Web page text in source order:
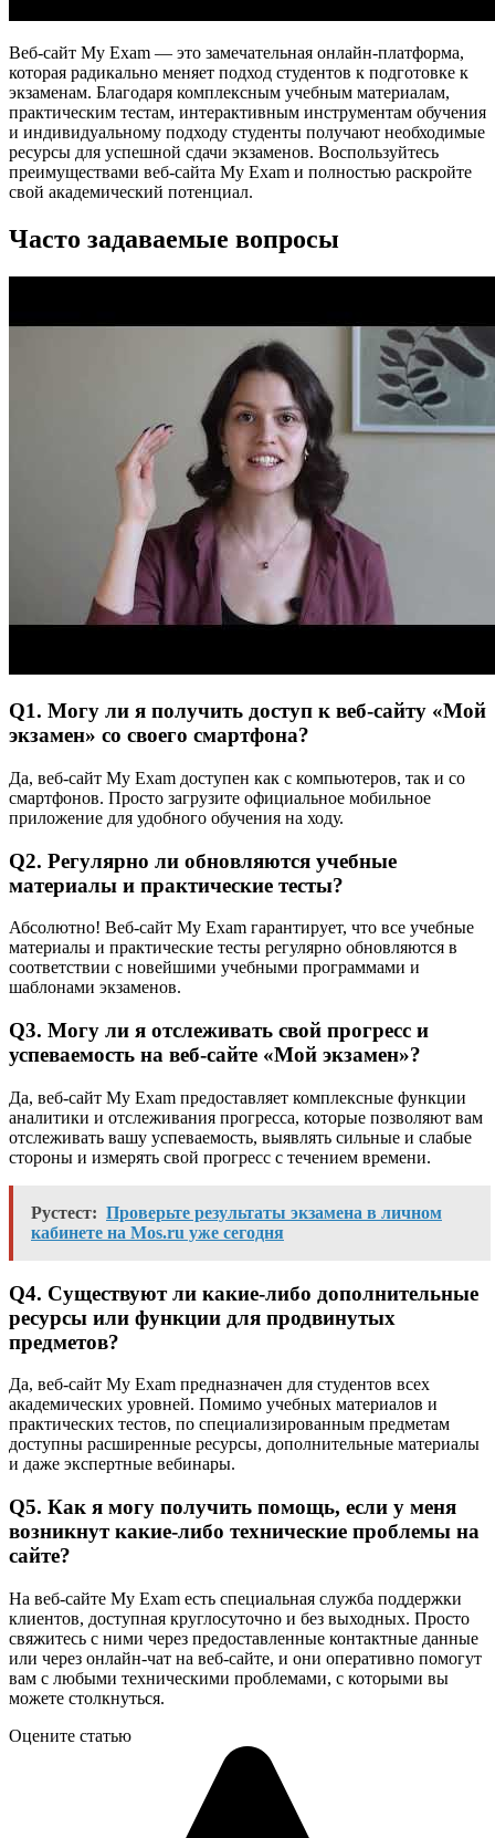
Веб-сайт My Exam — это замечательная онлайн-платформа,
которая радикально меняет подход студентов к подготовке к
экзаменам. Благодаря комплексным учебным материалам,
практическим тестам, интерактивным инструментам обучения
и индивидуальному подходу студенты получают необходимые
ресурсы для успешной сдачи экзаменов. Воспользуйтесь
преимуществами веб-сайта My Exam и полностью раскройте
свой академический потенциал.
Часто задаваемые вопросы
Q1. Могу ли я получить доступ к веб-сайту «Мой
экзамен» со своего смартфона?
Да, веб-сайт My Exam доступен как с компьютеров, так и со
смартфонов. Просто загрузите официальное мобильное
приложение для удобного обучения на ходу.
Q2. Регулярно ли обновляются учебные
материалы и практические тесты?
Абсолютно! Веб-сайт My Exam гарантирует, что все учебные
материалы и практические тесты регулярно обновляются в
соответствии с новейшими учебными программами и
шаблонами экзаменов.
Q3. Могу ли я отслеживать свой прогресс и
успеваемость на веб-сайте «Мой экзамен»?
Да, веб-сайт My Exam предоставляет комплексные функции
аналитики и отслеживания прогресса, которые позволяют вам
отслеживать вашу успеваемость, выявлять сильные и слабые
стороны и измерять свой прогресс с течением времени.
Рустест: Проверьте результаты экзамена в личном
кабинете на Mos.ru уже сегодня
Q4. Существуют ли какие-либо дополнительные
ресурсы или функции для продвинутых
предметов?
Да, веб-сайт My Exam предназначен для студентов всех
академических уровней. Помимо учебных материалов и
практических тестов, по специализированным предметам
доступны расширенные ресурсы, дополнительные материалы
и даже экспертные вебинары.
Q5. Как я могу получить помощь, если у меня
возникнут какие-либо технические проблемы на
сайте?
На веб-сайте My Exam есть специальная служба поддержки
клиентов, доступная круглосуточно и без выходных. Просто
свяжитесь с ними через предоставленные контактные данные
или через онлайн-чат на веб-сайте, и они оперативно помогут
вам с любыми техническими проблемами, с которыми вы
можете столкнуться.
Оцените статью